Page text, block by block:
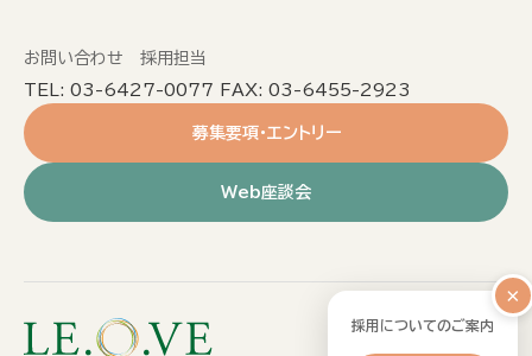
お問い合わせ 採用担当
TEL: 03-6427-0077 FAX: 03-6455-2923
募集要項・エントリー
Web座談会
×
採用についてのご案内